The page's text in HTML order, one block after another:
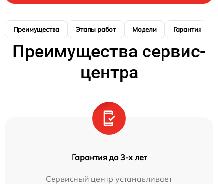
Преимущества Этапы работ Модели Гарантия
Преимущества сервис-
центра
Гарантия до 3-х лет
Сервисный центр устанавливает